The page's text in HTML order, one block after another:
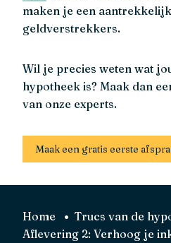
maken je een
geldverstrekkers.
Wil je precies weten wat
hypotheek is? Maak dan
van onze experts.
Maak een gratis eerste
Home
Trucs van de
Aflevering 2: Verhoog je